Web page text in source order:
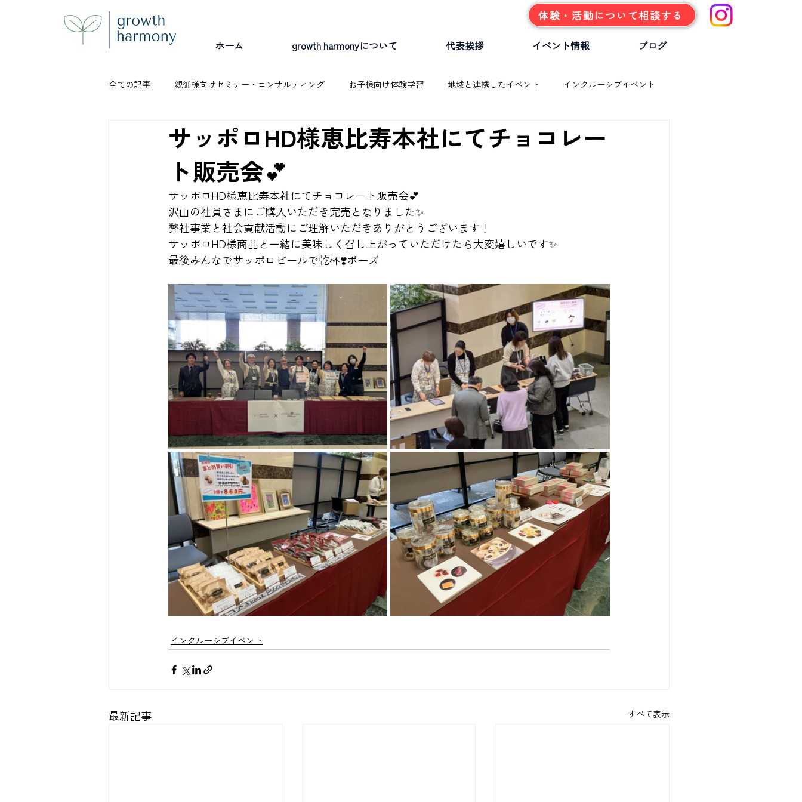
体験・活動について相談する
ホーム growth harmonyについて 代表挨拶 イベント情報 ブログ
全ての記事 親御様向けセミナー・コンサルティング お子様向け体験学習 地域と連携したイベント インクルーシブイベント
スポーツイベント
サッポロHD様恵比寿本社にてチョコレー
ト販売会💕
サッポロHD様恵比寿本社にてチョコレート販売会💕
沢山の社員さまにご購入いただき完売となりました✨
弊社事業と社会貢献活動にご理解いただきありがとうございます！
サッポロHD様商品と一緒に美味しく召し上がっていただけたら大変嬉しいです✨
最後みんなでサッポロビールで乾杯❣️ポーズ
インクルーシブイベント
最新記事 すべて表示